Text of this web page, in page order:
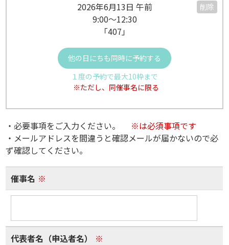
2026年6月13日 午前
9:00～12:30
「407」
削除
他の日にちも同時に予約する
１度の予約で最大10枠まで
※ただし、同催事名に限る
・必要事項をご入力ください。
※は必須事項です
・メールアドレスを間違うと確認メールが届かないので必
ず確認してください。
催事名 ※
代表者名（申込者名） ※